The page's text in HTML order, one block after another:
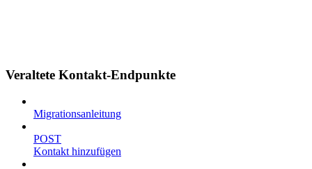
Veraltete Kontakt-Endpunkte
Migrationsanleitung
POST
Kontakt hinzufügen